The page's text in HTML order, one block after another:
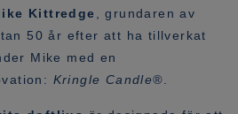
Kittredge
, grundaren av
50 år efter att ha tillverkat
Mike med en
Kringle Candle®